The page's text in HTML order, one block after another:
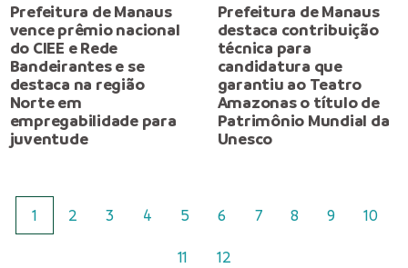
Prefeitura de Manaus
vence prêmio nacional
do CIEE e Rede
Bandeirantes e se
destaca na região
Norte em
empregabilidade para
juventude
Prefeitura de Manaus
destaca contribuição
técnica para
candidatura que
garantiu ao Teatro
Amazonas o título de
Patrimônio Mundial da
Unesco
1 2 3 4 5 6 7 8 9 10
11 12